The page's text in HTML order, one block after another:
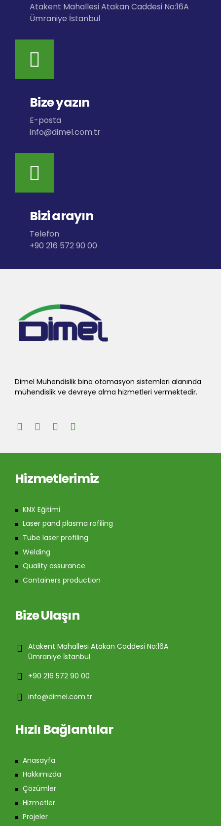
Atakent Mahallesi Atakan Caddesi No:16A
Ümraniye İstanbul
Bize yazın
E-posta
info@dimel.com.tr
Bizi arayın
Telefon
+90 216 572 90 00
Dimel Mühendislik bina otomasyon sistemleri alanında
mühendislik ve devreye alma hizmetleri vermektedir.
Hizmetlerimiz
KNX Eğitimi
Laser pand plasma rofiling
Tube laser profiling
Welding
Quality assurance
Containers production
Bize Ulaşın
Atakent Mahallesi Atakan Caddesi No:16A
Ümraniye İstanbul
+90 216 572 90 00
info@dimel.com.tr
Hızlı Bağlantılar
Anasayfa
Hakkımızda
Çözümler
Hizmetler
Projeler